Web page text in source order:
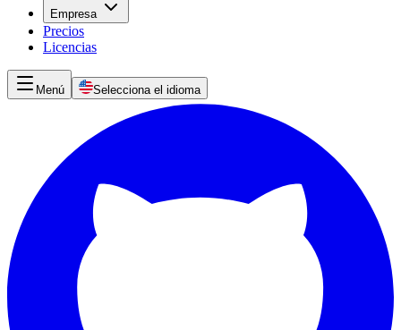
Empresa
Precios
Licencias
Menú Selecciona el idioma